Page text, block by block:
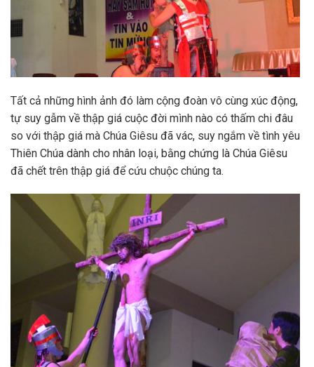
Tất cả những hình ảnh đó làm cộng đoàn vô cùng xúc động,
tự suy gẫm về thập giá cuộc đời mình nào có thấm chi đâu
so với thập giá mà Chúa Giêsu đã vác, suy ngắm về tình yêu
Thiên Chúa dành cho nhân loại, bằng chứng là Chúa Giêsu
đã chết trên thập giá để cứu chuộc chúng ta.